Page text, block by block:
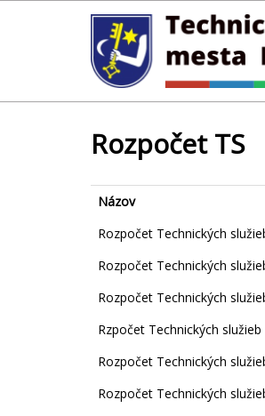
Rozpočet TS
Názov
Rozpočet Technických
Rozpočet Technických
Rozpočet Technických
Rzpočet Technických
Rozpočet Technických
Rozpočet Technických